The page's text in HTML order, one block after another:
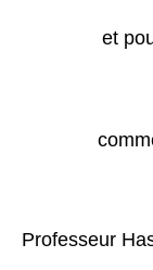
et
Professeur